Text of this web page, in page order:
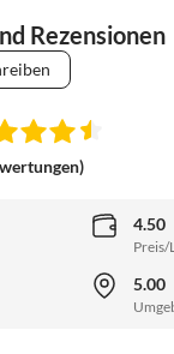
Rezensionen
4.50
Preis/
5.00